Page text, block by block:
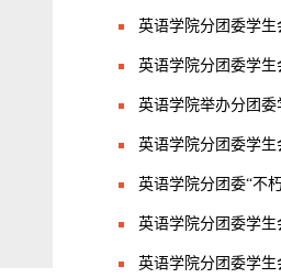
英语学院分团委学
英语学院分团委学
英语学院举办分团
英语学院分团委学
英语学院分团委“不
英语学院分团委学
英语学院分团委学